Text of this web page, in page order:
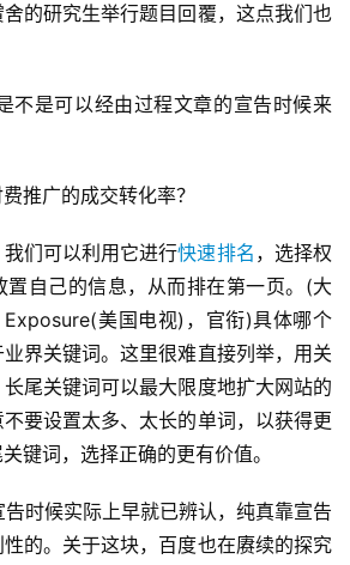
的研究生举行题目回覆，这点我们也
推广的成交转化率？
们可以利用它进行快速排名 ，选择权
置自己的信息，从而排在第一页。(大
美国电视)，官衔)具体哪个
界关键词。这里很难直接列举，用关
尾关键词可以最大限度地扩大网站的
要设置太多、太长的单词，以获得更
键词，选择正确的更有价值。
的。关于这块，百度也在赓续的探究